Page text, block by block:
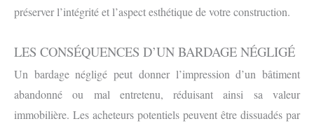
préserver l’intégrité et l’aspect esthétique de votre construction.
LES CONSÉQUENCES D’UN BARDAGE NÉGLIGÉ
Un bardage négligé peut donner l’impression d’un bâtiment
abandonné ou mal entretenu, réduisant ainsi sa valeur
immobilière. Les acheteurs potentiels peuvent être dissuadés par